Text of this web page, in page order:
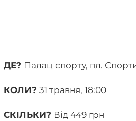
ДЕ? Палац спорту, пл.
КОЛИ?31 травня, 18:00
СКІЛЬКИ? Від 449 грн